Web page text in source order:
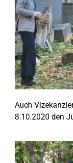
Auch
8.10.2020 den